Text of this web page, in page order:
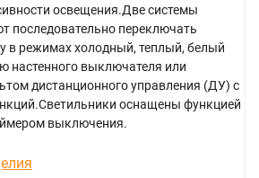
освещения.Две системы
последовательно переключать
в режимах холодный, теплый, белый
настенного выключателя или
дистанционного управления (ДУ) с
оснащены функцией
выключения.